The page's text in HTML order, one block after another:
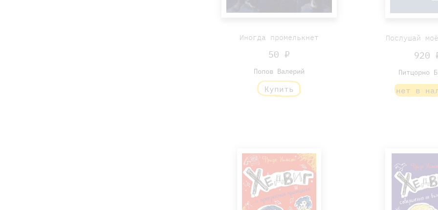
Иногда промелькнет
50 ₽
Попов Валерий
Купить
Послушай
920
Питцорно
нет в